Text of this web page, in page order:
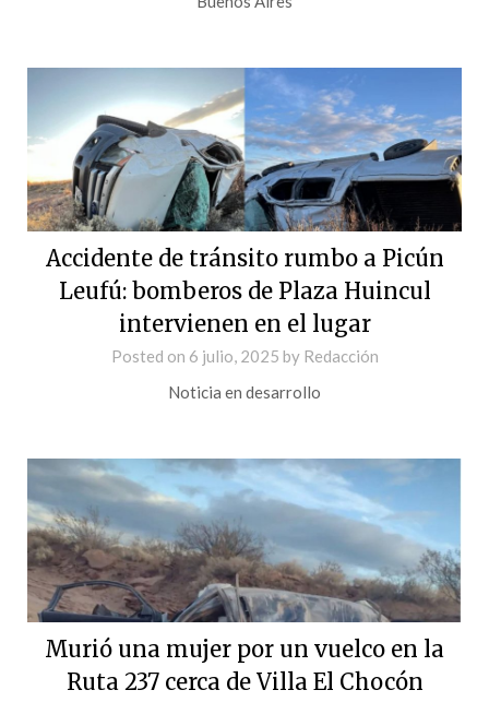
Accidente de tránsito rumbo a Picún
Leufú: bomberos de Plaza Huincul
intervienen en el lugar
Posted on 6 julio, 2025 by Redacción
Noticia en desarrollo
Murió una mujer por un vuelco en la
Ruta 237 cerca de Villa El Chocón